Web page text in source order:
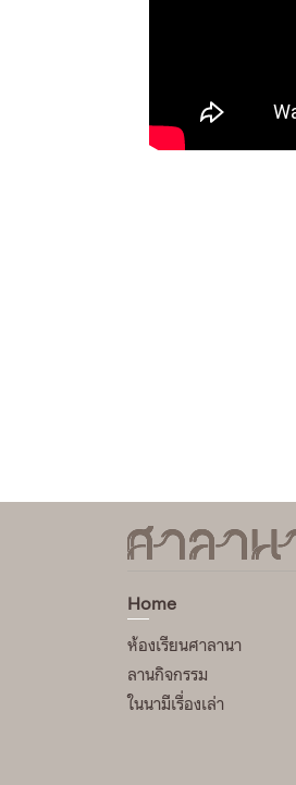
Home
ห้องเรียนศาลานา
ลานกิจกรรม
ในนามีเรื่องเล่า